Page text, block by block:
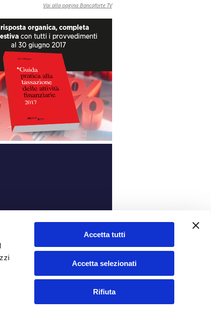
Accetta tutti
Accetta selezionati
Rifiuta
Vai alla pagina Bancaforte TV